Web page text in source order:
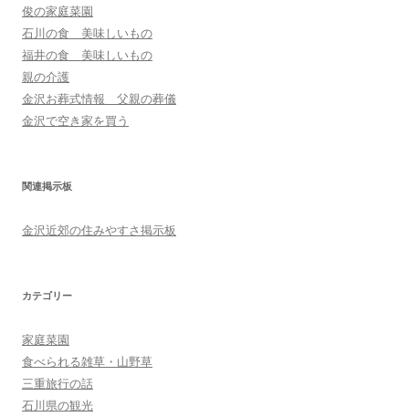
俊の家庭菜園
石川の食 美味しいもの
福井の食 美味しいもの
親の介護
金沢お葬式情報 父親の葬儀
金沢で空き家を買う
関連掲示板
金沢近郊の住みやすさ掲示板
カテゴリー
家庭菜園
食べられる雑草・山野草
三重旅行の話
石川県の観光